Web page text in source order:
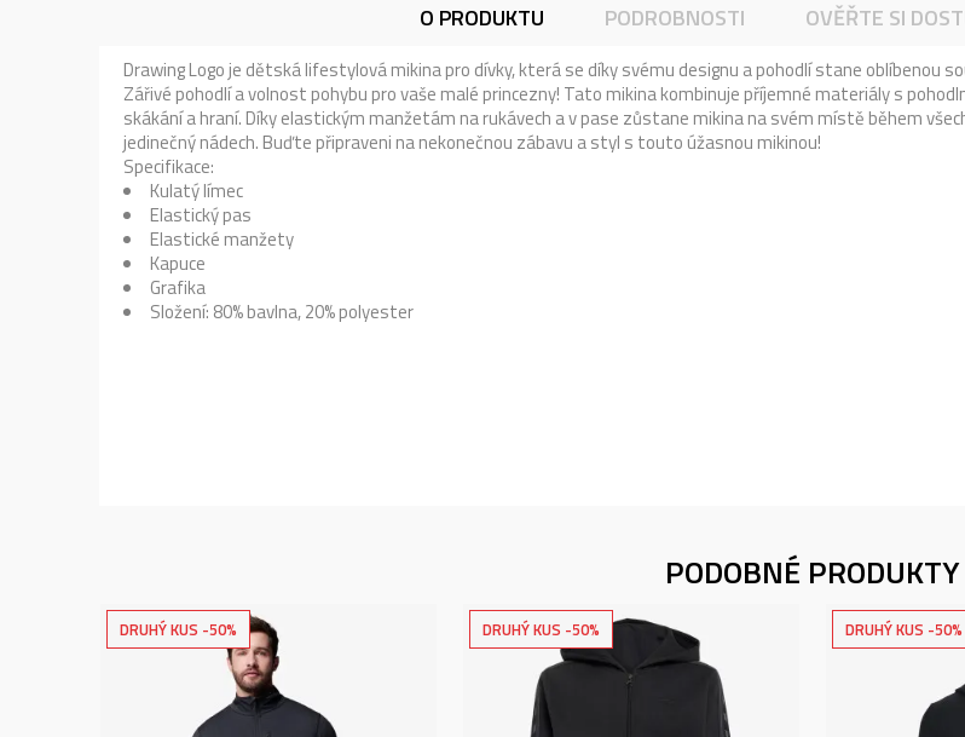
O PRODUKTU PODROBNOSTI OVĚŘTE SI
Drawing Logo je dětská lifestylová mikina pro dívky, která se díky svému designu a pohodlí stane oblíbenou
Zářivé pohodlí a volnost pohybu pro vaše malé princezny! Tato mikina kombinuje příjemné materiály s
skákání a hraní. Díky elastickým manžetám na rukávech a v pase zůstane mikina na svém místě během
jedinečný nádech. Buďte připraveni na nekonečnou zábavu a styl s touto úžasnou mikinou!
Specifikace:
Kulatý límec
Elastický pas
Elastické manžety
Kapuce
Grafika
Složení: 80% bavlna, 20% polyester
PODOBNÉ PRODUKTY
DRUHÝ KUS -50% DRUHÝ KUS -50% DRUHÝ KUS -50%